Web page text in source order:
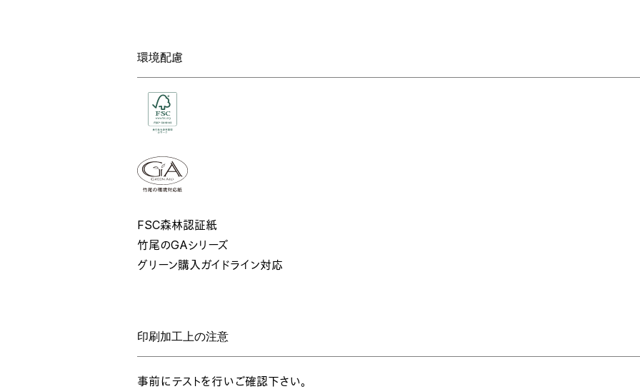
環境配慮
FSC森林認証紙
竹尾のGAシリーズ
グリーン購入ガイドライン対応
印刷加工上の注意
事前にテストを行いご確認下さい。